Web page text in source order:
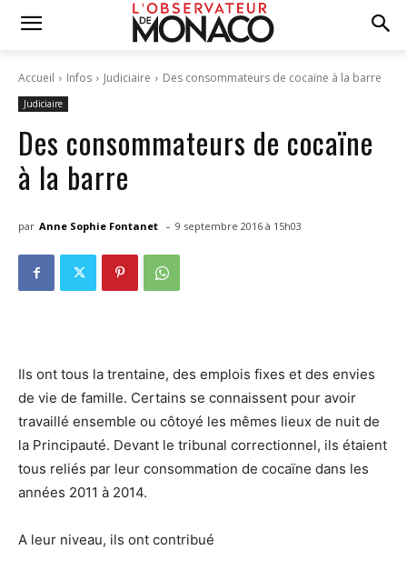
Accueil Infos Judiciaire Des consommateurs de cocaïne à la barre
Judiciaire
Des consommateurs de cocaïne
à la barre
par Anne Sophie Fontanet - 9 septembre 2016 à 15h03
Ils ont tous la trentaine, des emplois fixes et des envies
de vie de famille. Certains se connaissent pour avoir
travaillé ensemble ou côtoyé les mêmes lieux de nuit de
la Principauté. Devant le tribunal correctionnel, ils étaient
tous reliés par leur consommation de cocaïne dans les
années 2011 à 2014.
A leur niveau, ils ont contribué